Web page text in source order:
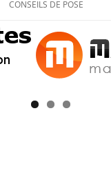
CONSEILS DE POSE